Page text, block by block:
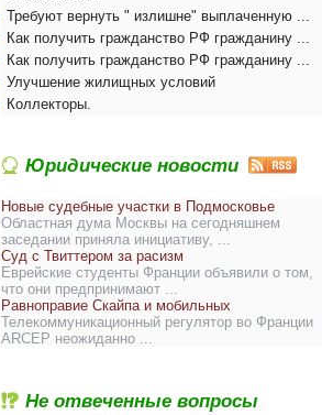
Требуют вернуть " излишне" выплаченную ...
Как получить гражданство РФ гражданину ...
Как получить гражданство РФ гражданину ...
Улучшение жилищных условий
Коллекторы.
Юридические новости
Новые судебные участки в Подмосковье
Областная дума Москвы на сегодняшнем
заседании приняла инициативу, ...
Суд с Твиттером за расизм
Еврейские студенты Франции объявили о том,
что они предпринимают ...
Равноправие Скайпа и мобильных
Телекоммуникационный регулятор во Франции
ARCEP неожиданно ...
Не отвеченные вопросы